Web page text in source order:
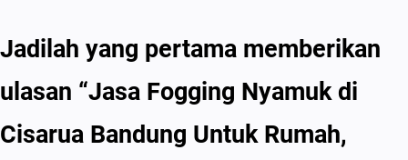
Jadilah yang pertama memberikan
ulasan “Jasa Fogging Nyamuk di
Cisarua Bandung Untuk Rumah,